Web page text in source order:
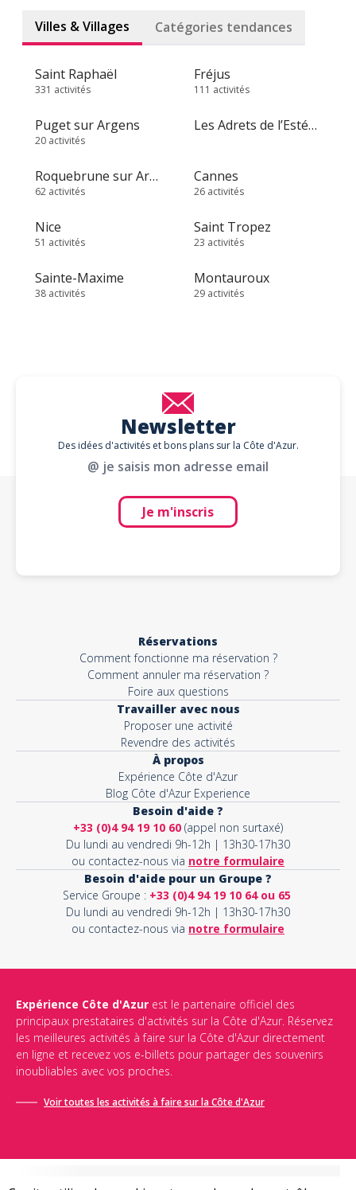
Villes & Villages Catégories tendances
Saint Raphaël
331 activités
Fréjus
111 activités
Puget sur Argens
20 activités
Les Adrets de l’Estérel
Roquebrune sur Argens
62 activités
Cannes
26 activités
Nice
51 activités
Saint Tropez
23 activités
Sainte-Maxime
38 activités
Montauroux
29 activités
Newsletter
Des idées d'activités et bons plans sur la Côte d'Azur.
@ je saisis mon adresse email
Je m'inscris
Réservations
Comment fonctionne ma réservation ?
Comment annuler ma réservation ?
Foire aux questions
Travailler avec nous
Proposer une activité
Revendre des activités
À propos
Expérience Côte d'Azur
Blog Côte d'Azur Experience
Besoin d'aide ?
+33 (0)4 94 19 10 60 (appel non surtaxé)
Du lundi au vendredi 9h-12h | 13h30-17h30
ou contactez-nous via notre formulaire
Besoin d'aide pour un Groupe ?
Service Groupe : +33 (0)4 94 19 10 64 ou 65
Du lundi au vendredi 9h-12h | 13h30-17h30
ou contactez-nous via notre formulaire
Expérience Côte d'Azur est le partenaire officiel des
principaux prestataires d'activités sur la Côte d'Azur. Réservez
les meilleures activités à faire sur la Côte d'Azur directement
en ligne et recevez vos e-billets pour partager des souvenirs
inoubliables avec vos proches.
Voir toutes les activités à faire sur la Côte d'Azur